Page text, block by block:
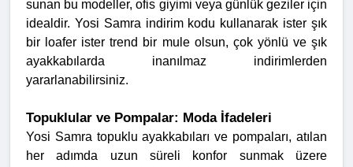
sunan bu modeller, ofis giyimi veya günlük geziler için
idealdir. Yosi Samra indirim kodu kullanarak ister şık
bir loafer ister trend bir mule olsun, çok yönlü ve şık
ayakkabılarda inanılmaz indirimlerden
yararlanabilirsiniz.
Topuklular ve Pompalar: Moda İfadeleri
Yosi Samra topuklu ayakkabıları ve pompaları, atılan
her adımda uzun süreli konfor sunmak üzere